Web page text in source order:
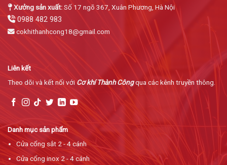
Xưởng sản xuất:Số 17 ngõ 367, Xuân Phương, Hà Nội
0988 482 983
cokhithanhcong18@gmail.com
Danh mục sản phẩm
Cửa cổng sắt 2 - 4 cánh
Cửa cổng inox 2 - 4 cánh
Liên kết
Theo dõi và kết nối với Cơ khí Thành Côngqua các kênh truyền thông.